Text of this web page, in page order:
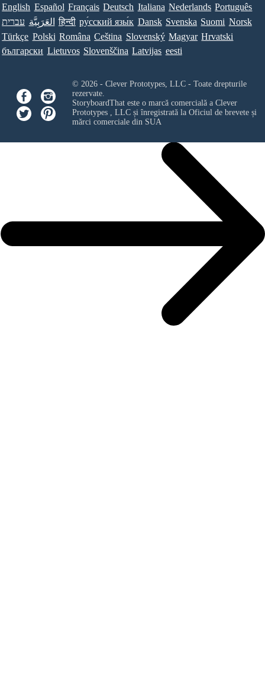
English Español Français Deutsch Italiana Nederlands Português
עברית العَرَبِيَّة हिन्दी ру́сский язы́к Dansk Svenska Suomi Norsk
Türkçe Polski Româna Ceština Slovenský Magyar Hrvatski
български Lietuvos Slovenščina Latvijas eesti
© 2026 - Clever Prototypes, LLC - Toate drepturile
rezervate.
StoryboardThat este o marcă comercială a Clever
Prototypes , LLCși înregistrată la Oficiul de brevete și
mărci comerciale din SUA